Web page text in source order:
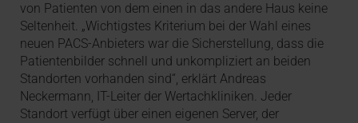
von Patienten von dem einen in das andere Haus keine
Seltenheit. „Wichtigstes Kriterium bei der Wahl eines
neuen PACS-Anbieters war die Sicherstellung, dass die
Patientenbilder schnell und unkompliziert an beiden
Standorten vorhanden sind“, erklärt Andreas
Neckermann, IT-Leiter der Wertachkliniken. Jeder
Standort verfügt über einen eigenen Server, der